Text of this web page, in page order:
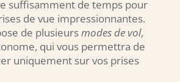
suffisamment de temps pour
de vue impressionnantes.
de plusieursmodes de vol,
qui vous permettra de
uniquement sur vos prises